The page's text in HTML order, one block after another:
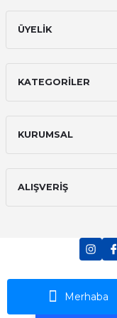
PCI-
7/24
iyzico
Merhaba
ÜYELİK
KATEGORİLER
KURUMSAL
ALIŞVERİŞ